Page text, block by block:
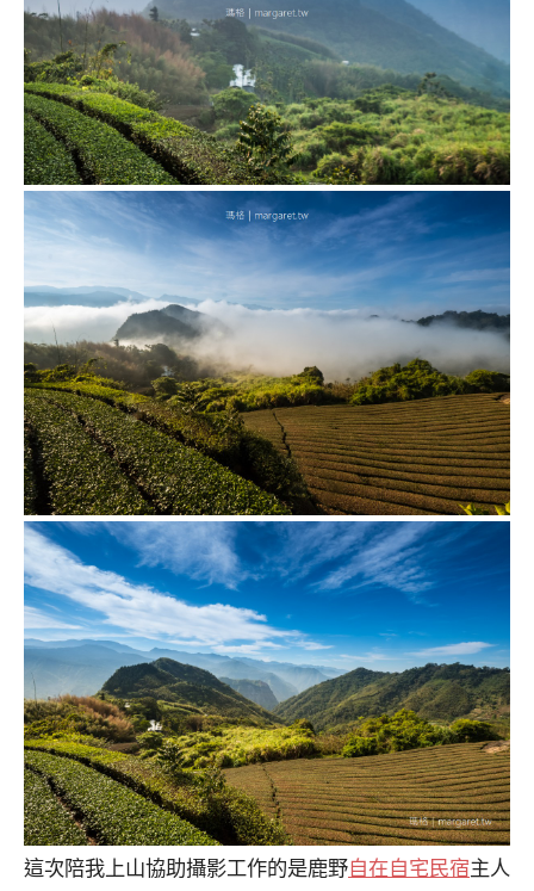
這次陪我上山協助攝影工作的是鹿野 自在自宅民宿主人